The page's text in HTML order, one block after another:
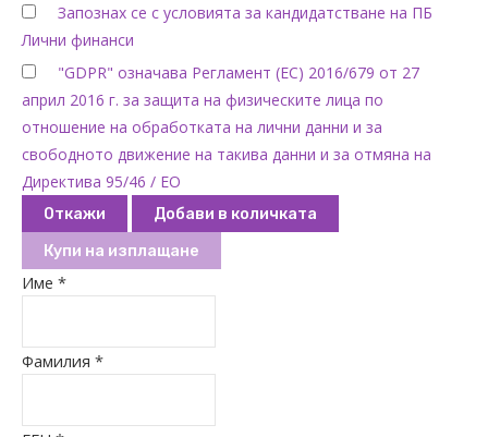
Запознах се с условията за кандидатстване на ПБ
Лични финанси
"GDPR" означава Регламент (ЕС) 2016/679 от 27
април 2016 г. за защита на физическите лица по
отношение на обработката на лични данни и за
свободното движение на такива данни и за отмяна на
Директива 95/46 / ЕО
Откажи
Добави в количката
Купи на изплащане
Име *
Фамилия *